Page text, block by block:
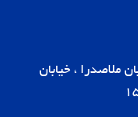
ملاصدرا ، خیابان